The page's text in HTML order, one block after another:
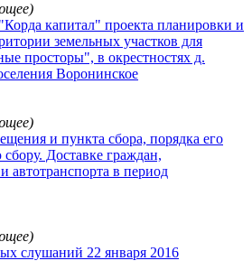
капитал" проекта планировки и
земельных участков для
просторы", в окрестностях д.
Воронинское
и пункта сбора, порядка его
Доставке граждан,
автотранспорта в период
слушаний 22 января 2016